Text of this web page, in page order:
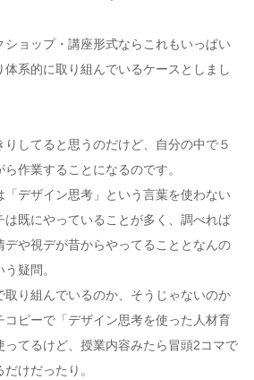
ショップ・講座形式ならこれもいっぱい
系的に取り組んでいるケースとしまし
してると思うのだけど、自分の中で５
作業することになるのです。
「デザイン思考」という言葉を使わない
は既にやっていることが多く、調べれば
や視デが昔からやってることとなんの
疑問。
取り組んでいるのか、そうじゃないのか
コピーで「デザイン思考を使った人材育
ってるけど、授業内容みたら冒頭2コマで
けだったり。